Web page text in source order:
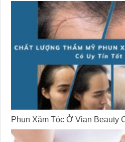
Phun Xăm Tóc Ở Vian Beauty